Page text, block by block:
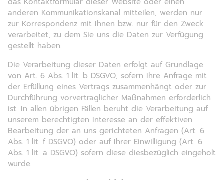
anderen Kommunikationskanal mitteilen, werden nur
zur Korrespondenz mit Ihnen bzw. nur für den Zweck
verarbeitet, zu dem Sie uns die Daten zur Verfügung
gestellt haben.
Die Verarbeitung dieser Daten erfolgt auf Grundlage
von Art. 6 Abs. 1 lit. b DSGVO, sofern Ihre Anfrage mit
der Erfüllung eines Vertrags zusammenhängt oder zur
Durchführung vorvertraglicher Maßnahmen erforderlich
ist. In allen übrigen Fällen beruht die Verarbeitung auf
unserem berechtigten Interesse an der effektiven
Bearbeitung der an uns gerichteten Anfragen (Art. 6
Abs. 1 lit. f DSGVO) oder auf Ihrer Einwilligung (Art. 6
Abs. 1 lit. a DSGVO) sofern diese diesbezüglich eingeholt
wurde.